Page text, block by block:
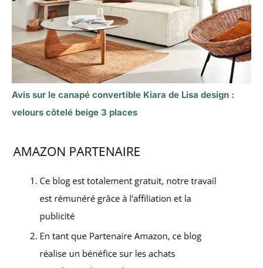
Avis sur le canapé convertible Kiara de Lisa design :
velours côtelé beige 3 places